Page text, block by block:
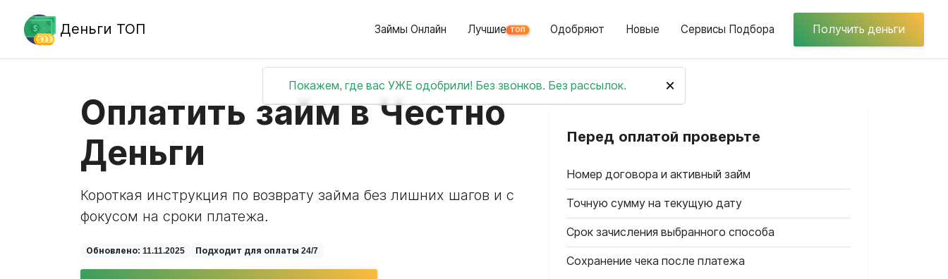
Деньги ТОП Займы Онлайн Лучшие ТОП Одобряют Новые Сервисы Подбора Получить деньги
Покажем, где вас УЖЕ одобрили! Без звонков. Без рассылок. ×
Оплатить займ в Честно
Деньги
Короткая инструкция по возврату займа без лишних шагов и с
фокусом на сроки платежа.
Обновлено: 11.11.2025 Подходит для оплаты 24/7
Перед оплатой проверьте
Номер договора и активный займ
Точную сумму на текущую дату
Срок зачисления выбранного способа
Сохранение чека после платежа